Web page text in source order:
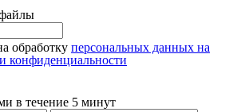
обработку персональных данных на
конфиденциальности
в течение 5 минут